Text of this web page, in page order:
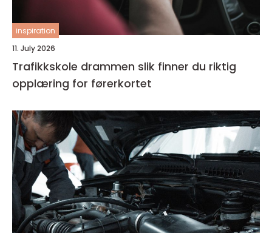
inspiration
11. July 2026
Trafikkskole drammen slik finner du riktig
opplæring for førerkortet